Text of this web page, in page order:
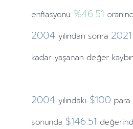
enflasyonu %46.51
2004 yılındansonra 2021
kadar yaşanan değer
2004 yılındaki $100 para
sonunda $146.51